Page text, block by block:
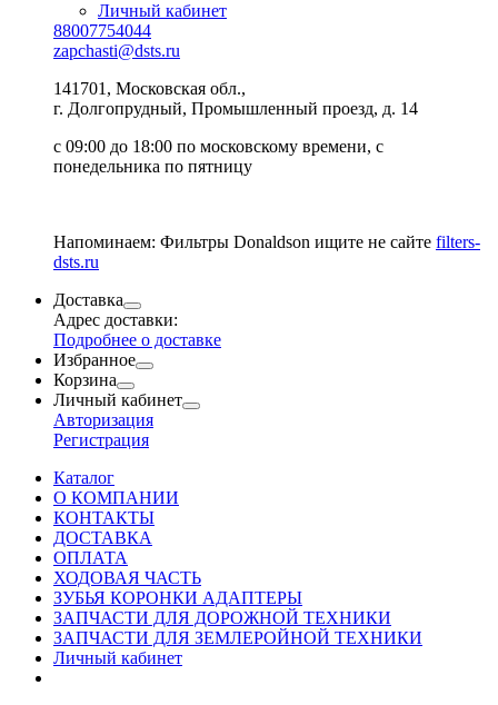
Личный кабинет
88007754044
zapchasti@dsts.ru
141701, Московская обл.,
г. Долгопрудный, Промышленный проезд, д. 14
с 09:00 до 18:00 по московскому времени, с
понедельника по пятницу
Напоминаем: Фильтры Donaldson ищите не сайте filters-
dsts.ru
Доставка
Адрес доставки:
Подробнее о доставке
Избранное
Корзина
Личный кабинет
Авторизация
Регистрация
Каталог
О КОМПАНИИ
КОНТАКТЫ
ДОСТАВКА
ОПЛАТА
ХОДОВАЯ ЧАСТЬ
ЗУБЬЯ КОРОНКИ АДАПТЕРЫ
ЗАПЧАСТИ ДЛЯ ДОРОЖНОЙ ТЕХНИКИ
ЗАПЧАСТИ ДЛЯ ЗЕМЛЕРОЙНОЙ ТЕХНИКИ
Личный кабинет